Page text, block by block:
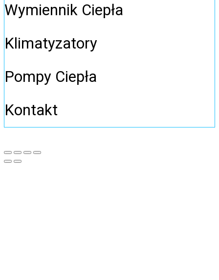
Wymiennik Ciepła
Klimatyzatory
Pompy Ciepła
Kontakt